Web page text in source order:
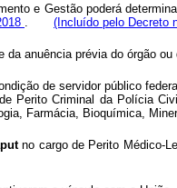
e Gestão poderá
. (Incluído pelo Decreto
da anuência prévia do
de servidor público
Perito Criminal da Polícia
Farmácia,
no cargo de Perito